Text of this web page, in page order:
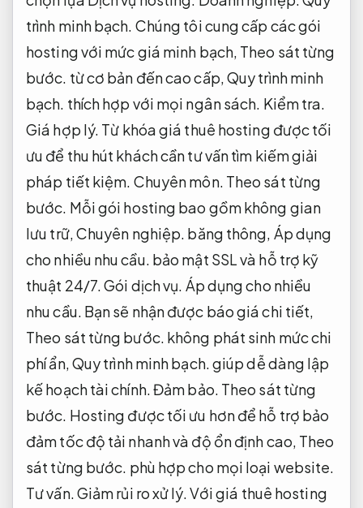
trình minh bạch. Chúng tôi cung cấp các gói
hosting với mức giá minh bạch, Theo sát từng
bước. từ cơ bản đến cao cấp, Quy trình minh
bạch. thích hợp với mọi ngân sách. Kiểm tra.
Giá hợp lý. Từ khóa giá thuê hosting được tối
ưu để thu hút khách cần tư vấn tìm kiếm giải
pháp tiết kiệm. Chuyên môn. Theo sát từng
bước. Mỗi gói hosting bao gồm không gian
lưu trữ, Chuyên nghiệp. băng thông, Áp dụng
cho nhiều nhu cầu. bảo mật SSL và hỗ trợ kỹ
thuật 24/7.Gói dịch vụ. Áp dụng cho nhiều
nhu cầu. Bạn sẽ nhận được báo giá chi tiết,
Theo sát từng bước. không phát sinh mức chi
phí ẩn, Quy trình minh bạch. giúp dễ dàng lập
kế hoạch tài chính. Đảm bảo. Theo sát từng
bước. Hosting được tối ưu hơn để hỗ trợ bảo
đảm tốc độ tải nhanh và độ ổn định cao, Theo
sát từng bước. phù hợp cho mọi loại website.
Tư vấn. Giảm rủi ro xử lý. Với giá thuê hosting